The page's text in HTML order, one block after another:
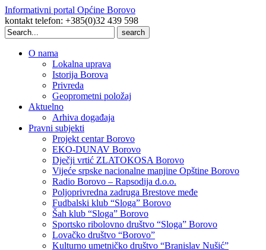
Informativni portal Općine Borovo
kontakt telefon: +385(0)32 439 598
Search
for:
O nama
Lokalna uprava
Istorija Borova
Privreda
Geoprometni položaj
Aktuelno
Arhiva događaja
Pravni subjekti
Projekt centar Borovo
EKO-DUNAV Borovo
Dječji vrtić ZLATOKOSA Borovo
Vijeće srpske nacionalne manjine Opštine Borovo
Radio Borovo – Rapsodija d.o.o.
Poljoprivredna zadruga Brestove međe
Fudbalski klub “Sloga” Borovo
Šah klub “Sloga” Borovo
Sportsko ribolovno društvo “Sloga” Borovo
Lovačko društvo “Borovo”
Kulturno umetničko društvo “Branislav Nušić”